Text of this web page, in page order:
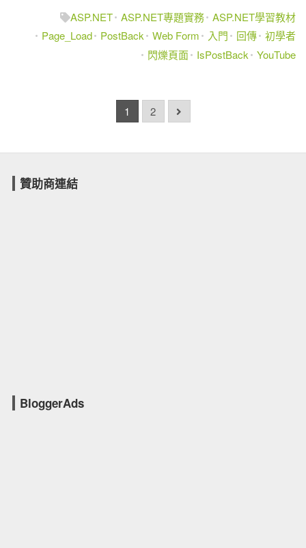
ASP.NET ASP.NET專題實務 ASP.NET學習教材
Page_Load
PostBack Web Form 入門 回傳 初學者
閃爍頁面
IsPostBack YouTube
1 2
贊助商連結
BloggerAds